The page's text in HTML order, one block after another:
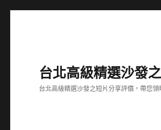
台北高級精選沙發
台北高級精選沙發之短片分享評價，帶您